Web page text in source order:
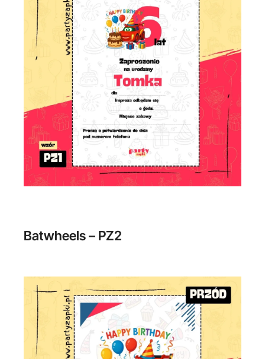
Batwheels – PZ2